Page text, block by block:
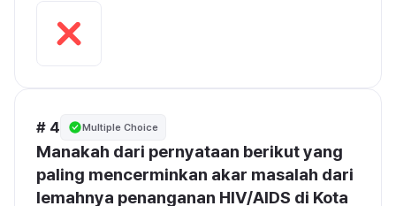
# 4 Multiple Choice
Manakah dari pernyataan berikut yang
paling mencerminkan akar masalah dari
lemahnya penanganan HIV/AIDS di Kota